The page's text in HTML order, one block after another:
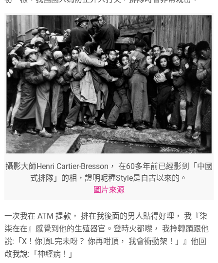
攝影大師Henri Cartier-Bresson， 在60多年前已經影到「中國
式排隊」的相，證明呢種Style是自古以來的。
圖片來源
一次我在 ATM 提款， 排在我後面的男人貼得好埋， 我『柒
柒在在』感覺到他的生殖器官。登時火都嚟， 我拎轉頭跟他
說:「X！你頂L完未呀？ 你再咁頂， 我會衝動架！」』他回
敬我說:「神經病！」